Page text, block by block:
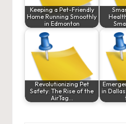
Keeping a Pet-Friendly
Home Running Smoothly
in Edmonton
Revolutionizing Pet
Safety: The Rise of the
AirTag…
in